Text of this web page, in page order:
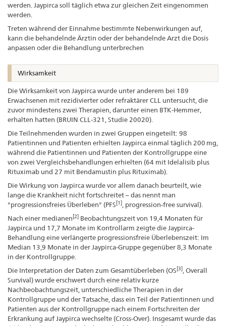
werden. Jaypirca soll täglich etwa zur gleichen Zeit eingenommen
werden.
Treten während der Einnahme bestimmte Nebenwirkungen auf,
kann die behandelnde Ärztin oder der behandelnde Arzt die Dosis
anpassen oder die Behandlung unterbrechen
Wirksamkeit
Die Wirksamkeit von Jaypirca wurde unter anderem bei 189
Erwachsenen mit rezidivierter oder refraktärer CLL untersucht, die
zuvor mindestens zwei Therapien, darunter einen BTK-Hemmer,
erhalten hatten (BRUIN CLL-321, Studie 20020).
Die Teilnehmenden wurden in zwei Gruppen eingeteilt: 98
Patientinnen und Patienten erhielten Jaypirca einmal täglich 200 mg,
während die Patientinnen und Patienten der Kontrollgruppe eine
von zwei Vergleichsbehandlungen erhielten (64 mit Idelalisib plus
Rituximab und 27 mit Bendamustin plus Rituximab).
Die Wirkung von Jaypirca wurde vor allem danach beurteilt, wie
lange die Krankheit nicht fortschreitet – das nennt man
"progressionsfreies Überleben" (PFS[1] , progression-free survival).
Nach einer medianen[2] Beobachtungszeit von 19,4 Monaten für
Jaypirca und 17,7 Monate im Kontrollarm zeigte die Jaypirca-
Behandlung eine verlängerte progressionsfreie Überlebenszeit: Im
Median 13,9 Monate in der Jaypirca-Gruppe gegenüber 8,3 Monate
in der Kontrollgruppe.
Die Interpretation der Daten zum Gesamtüberleben (OS[3] , Overall
Survival) wurde erschwert durch eine relativ kurze
Nachbeobachtungszeit, unterschiedliche Therapien in der
Kontrollgruppe und der Tatsache, dass ein Teil der Patientinnen und
Patienten aus der Kontrollgruppe nach einem Fortschreiten der
Erkrankung auf Jaypirca wechselte (Cross-Over). Insgesamt wurde das